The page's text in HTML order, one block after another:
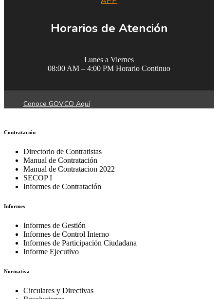
Horarios de Atención
Lunes a Viernes
08:00 AM – 4:00 PM Horario Continuo
Conoce GOV.CO Aquí
Contratación
Directorio de Contratistas
Manual de Contratación
Manual de Contratacion 2022
SECOP I
Informes de Contratación
Informes
Informes de Gestión
Informes de Control Interno
Informes de Participación Ciudadana
Informe Ejecutivo
Normativa
Circulares y Directivas